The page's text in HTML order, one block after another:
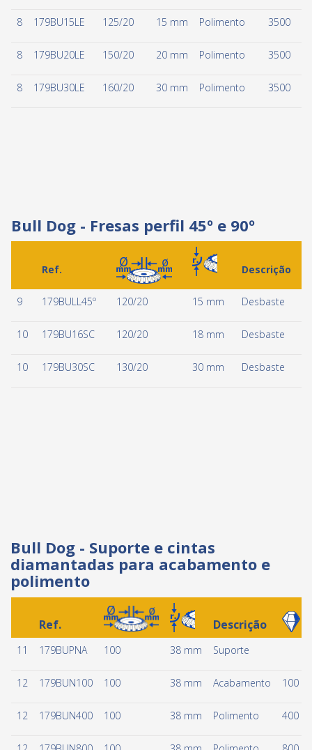
8 179BU15LE 125/20 15 mm Polimento 3500
8 179BU20LE 150/20 20 mm Polimento 3500
8 179BU30LE 160/20 30 mm Polimento 3500
Bull Dog - Fresas perfil 45º e 90º
Ref. Descrição
9 179BULL45º 120/20 15 mm Desbaste
10 179BU16SC 120/20 18 mm Desbaste
10 179BU30SC 130/20 30 mm Desbaste
Bull Dog - Suporte e cintas
diamantadas para acabamento e
polimento
Ref. Descrição
11 179BUPNA 100 38 mm Suporte
12 179BUN100 100 38 mm Acabamento 100
12 179BUN400 100 38 mm Polimento 400